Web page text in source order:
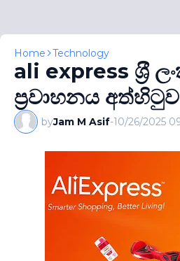
Home Technology
ali express ශ‍්‍රී
ප‍්‍රවාහනය
byJam M Asif-10/26/2025